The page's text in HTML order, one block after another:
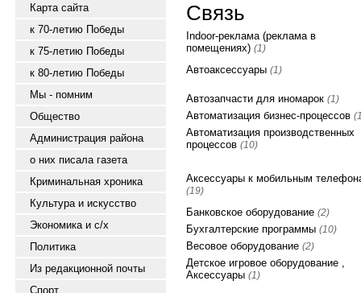
Карта сайта
к 70-летию Победы
к 75-летию Победы
к 80-летию Победы
Мы - помним
Общество
Администрация района
о них писала газета
Криминальная хроника
Культура и искусство
Экономика и с/х
Политика
Из редакционной почты
Спорт
Связь
Indoor-реклама (реклама в
помещениях) (1)
Автоаксессуары (1)
Автозапчасти для иномарок (1)
Автоматизация бизнес-процессов
Автоматизация производственных
процессов (10)
Аксессуары к мобильным
(19)
Банковское оборудование (2)
Бухгалтерские программы (10)
Весовое оборудование (2)
Детское игровое оборудование ,
Аксессуары (1)